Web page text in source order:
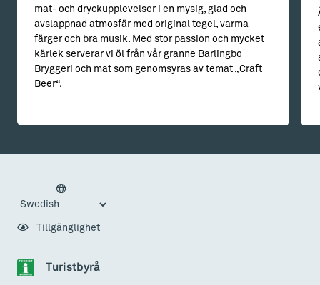
mat- och dryckupplevelser i en mysig, glad och
avslappnad atmosfär med original tegel, varma
färger och bra musik. Med stor passion och mycket
kärlek serverar vi öl från vår granne Barlingbo
Bryggeri och mat som genomsyras av temat „Craft
Beer“.
Turistbyrå
Tillgänglighet